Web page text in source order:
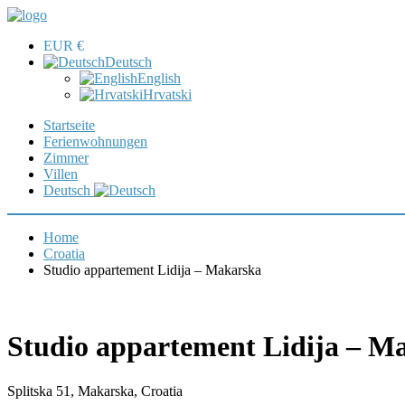
EUR €
Deutsch
English
Hrvatski
Startseite
Ferienwohnungen
Zimmer
Villen
Deutsch
Home
Croatia
Studio appartement Lidija – Makarska
Studio appartement Lidija –
Splitska 51, Makarska, Croatia